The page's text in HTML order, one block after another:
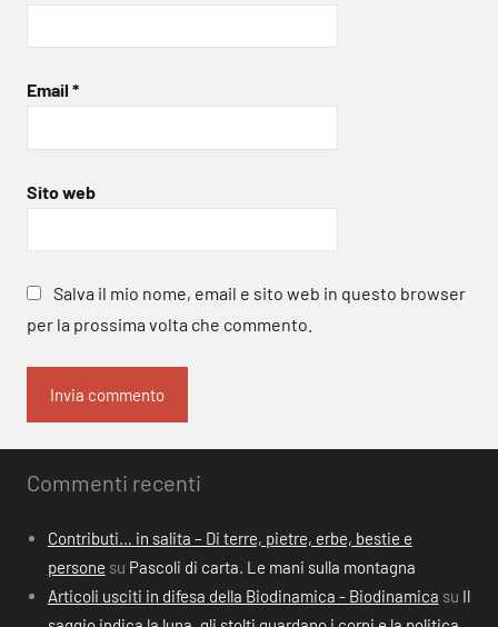
Email *
Sito web
Salva il mio nome, email e sito web in questo browser
per la prossima volta che commento.
Commenti recenti
Contributi… in salita – Di terre, pietre, erbe, bestie e
persone su Pascoli di carta. Le mani sulla montagna
Articoli usciti in difesa della Biodinamica - Biodinamica su Il